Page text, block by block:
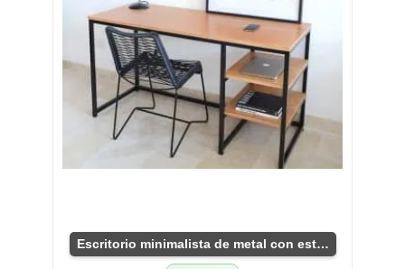
Escritorio minimalista de metal con estantes.